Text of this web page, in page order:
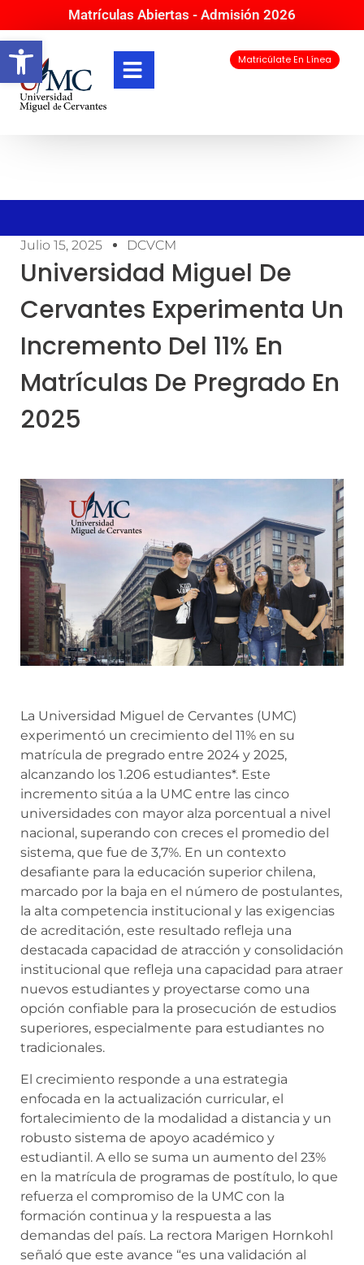
Abrir barra de herramientas
Matrículas Abiertas - Admisión 2026
Matricúlate En Línea
Julio 15, 2025 DCVCM
Universidad Miguel De
Cervantes Experimenta Un
Incremento Del 11% En
Matrículas De Pregrado En
2025
La Universidad Miguel de Cervantes (UMC)
experimentó un crecimiento del 11% en su
matrícula de pregrado entre 2024 y 2025,
alcanzando los 1.206 estudiantes*. Este
incremento sitúa a la UMC entre las cinco
universidades con mayor alza porcentual a nivel
nacional, superando con creces el promedio del
sistema, que fue de 3,7%. En un contexto
desafiante para la educación superior chilena,
marcado por la baja en el número de postulantes,
la alta competencia institucional y las exigencias
de acreditación, este resultado refleja una
destacada capacidad de atracción y consolidación
institucional que refleja una capacidad para atraer
nuevos estudiantes y proyectarse como una
opción confiable para la prosecución de estudios
superiores, especialmente para estudiantes no
tradicionales.
El crecimiento responde a una estrategia
enfocada en la actualización curricular, el
fortalecimiento de la modalidad a distancia y un
robusto sistema de apoyo académico y
estudiantil. A ello se suma un aumento del 23%
en la matrícula de programas de postítulo, lo que
refuerza el compromiso de la UMC con la
formación continua y la respuesta a las
demandas del país. La rectora Marigen Hornkohl
señaló que este avance “es una validación al